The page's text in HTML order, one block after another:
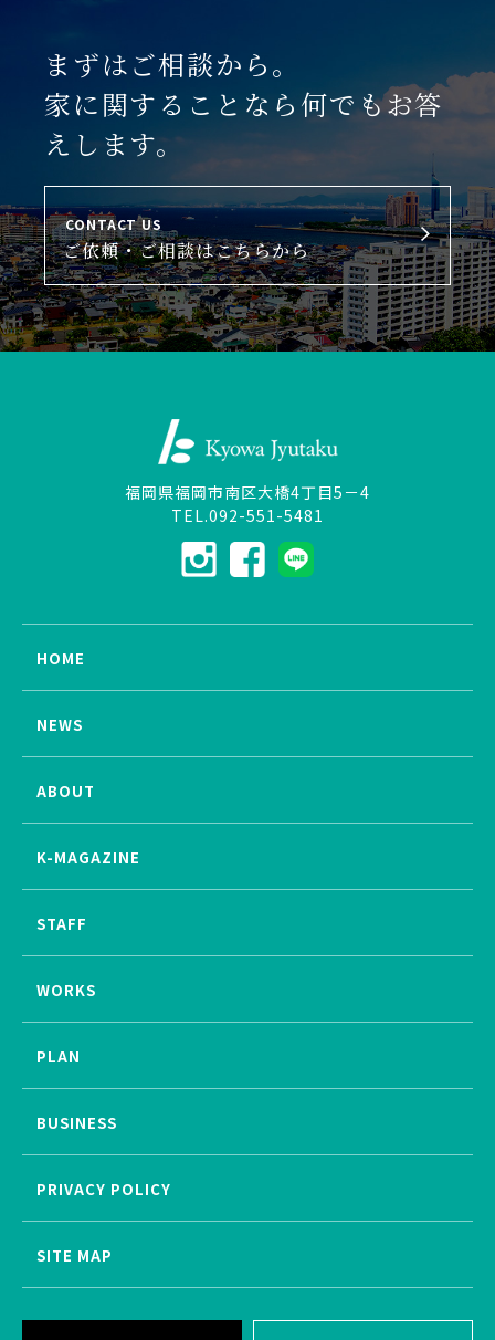
まずはご相談から。
家に関することなら何でもお答
えします。
CONTACT US
ご依頼・ご相談はこちらから
福岡県福岡市南区大橋4丁目5－4
TEL.092-551-5481
HOME
NEWS
ABOUT
K-MAGAZINE
STAFF
WORKS
PLAN
BUSINESS
PRIVACY POLICY
SITE MAP